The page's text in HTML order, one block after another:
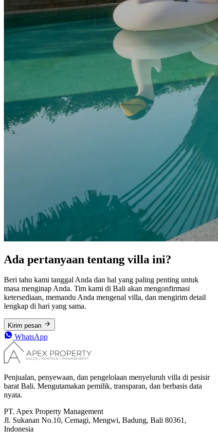
Ada pertanyaan tentang villa ini?
Beri tahu kami tanggal Anda dan hal yang paling penting untuk
masa menginap Anda. Tim kami di Bali akan mengonfirmasi
ketersediaan, memandu Anda mengenal villa, dan mengirim detail
lengkap di hari yang sama.
Kirim pesan
WhatsApp
Penjualan, penyewaan, dan pengelolaan menyeluruh villa di pesisir
barat Bali. Mengutamakan pemilik, transparan, dan berbasis data
nyata.
PT. Apex Property Management
Jl. Sukanan No.10, Cemagi, Mengwi, Badung, Bali 80361,
Indonesia